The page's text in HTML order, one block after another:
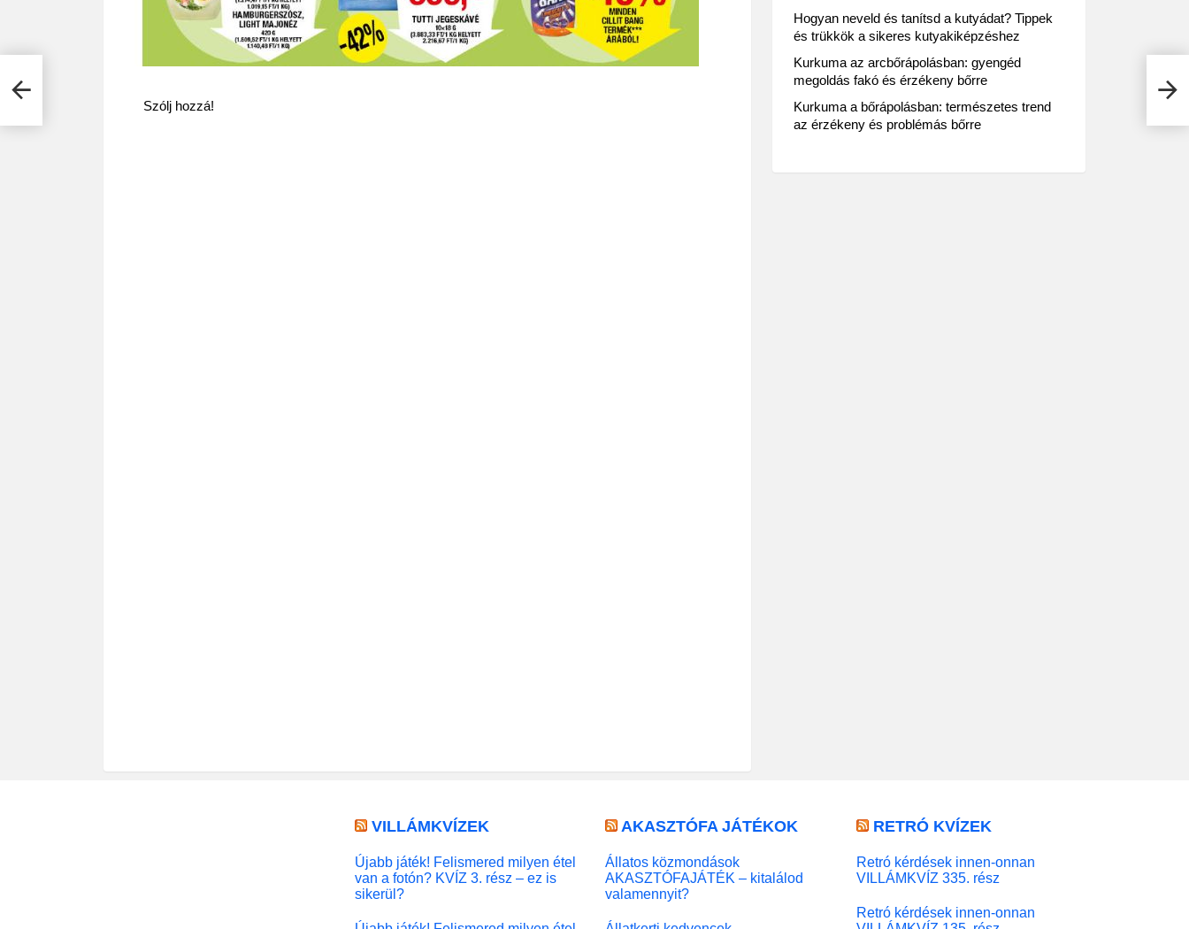
Szólj hozzá!
fel
Hogyan neveld és tanítsd a kutyádat? Tippek
és trükkök a sikeres kutyakiképzéshez
Kurkuma az arcbőrápolásban: gyengéd
megoldás fakó és érzékeny bőrre
Kurkuma a bőrápolásban: természetes trend
az érzékeny és problémás bőrre
VILLÁMKVÍZEK
Újabb játék! Felismered milyen étel
van a fotón? KVÍZ 3. rész – ez is
sikerül?
AKASZTÓFA JÁTÉKOK
Állatos közmondások
AKASZTÓFAJÁTÉK – kitalálod
valamennyit?
RETRÓ KVÍZEK
Retró kérdések innen-onnan
VILLÁMKVÍZ 335. rész
Retró kérdések innen-onnan